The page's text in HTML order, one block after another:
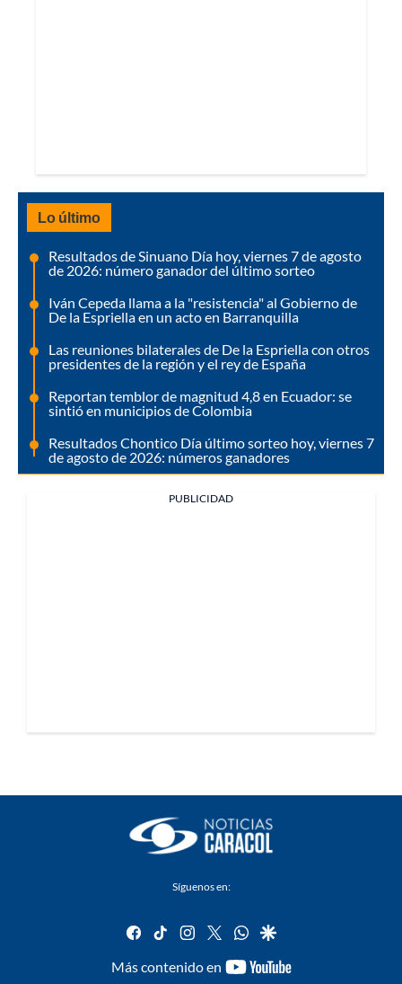
Lo último
Resultados de Sinuano Día hoy, viernes 7 de agosto
de 2026: número ganador del último sorteo
Iván Cepeda llama a la "resistencia" al Gobierno de
De la Espriella en un acto en Barranquilla
Las reuniones bilaterales de De la Espriella con otros
presidentes de la región y el rey de España
Reportan temblor de magnitud 4,8 en Ecuador: se
sintió en municipios de Colombia
Resultados Chontico Día último sorteo hoy, viernes 7
de agosto de 2026: números ganadores
PUBLICIDAD
Síguenos en:
facebook
tiktok instagram
twitterwhatsapp
google
Más contenido en
youtube-